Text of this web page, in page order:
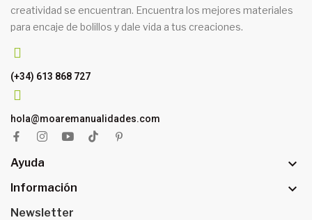
creatividad se encuentran. Encuentra los mejores materiales
para encaje de bolillos y dale vida a tus creaciones.
(+34) 613 868 727
hola@moaremanualidades.com
Ayuda 
Información 
Newsletter